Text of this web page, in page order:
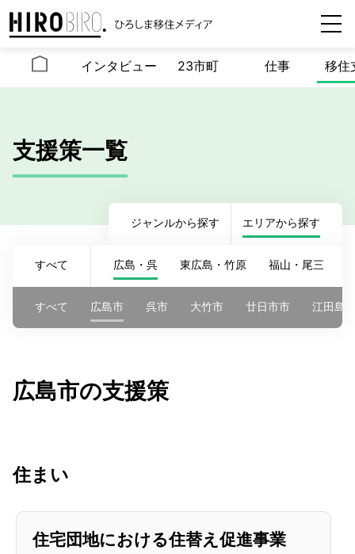
インタビュー 23市町 仕事 移住
支援策一覧
ジャンルから探す エリアから探す
すべて 広島・呉 東広島・竹原 福山・尾三
すべて 広島市 呉市 大竹市 廿日市市 江田島
広島市の支援策
住まい
住宅団地における住替え促進事業